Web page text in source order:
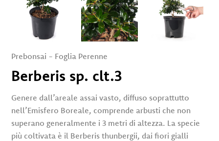
Rivenditori
Contatti
Area Privata
Prebonsai - Foglia Perenne
Berberis sp. clt.3
Genere dall’areale assai vasto, diffuso soprattutto
nell’Emisfero Boreale, comprende arbusti che non
superano generalmente i 3 metri di altezza. La specie
più coltivata è il Berberis thunbergii, dai fiori gialli